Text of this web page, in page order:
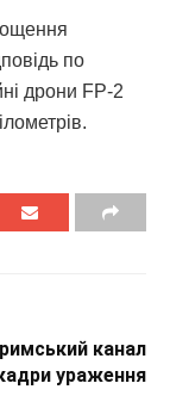
по
дрони FP-2
канал
ураження